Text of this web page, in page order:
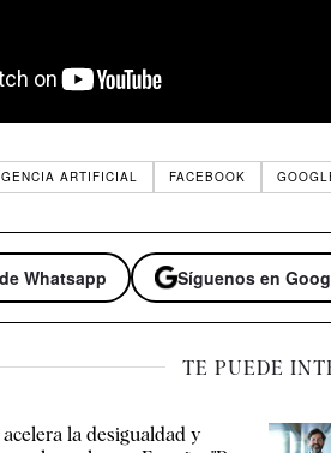
ARTIFICIAL FACEBOOK
Whatsapp Síguenos en
TE PUEDE
la desigualdad y